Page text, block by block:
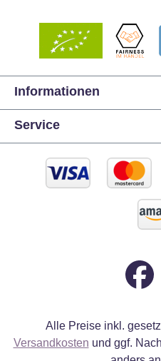
Informationen
Service
Alle Preise inkl.
Versandkosten und ggf.